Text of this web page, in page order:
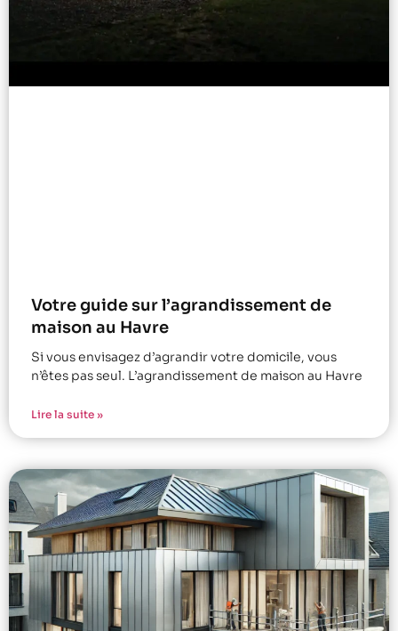
Votre guide sur l’agrandissement de
maison au Havre
Si vous envisagez d’agrandir votre domicile, vous
n’êtes pas seul. L’agrandissement de maison au Havre
Lire la suite »